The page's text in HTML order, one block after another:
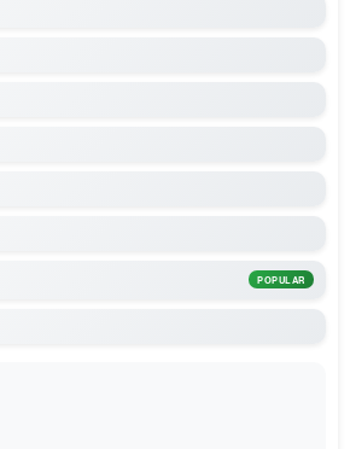
POPULAR